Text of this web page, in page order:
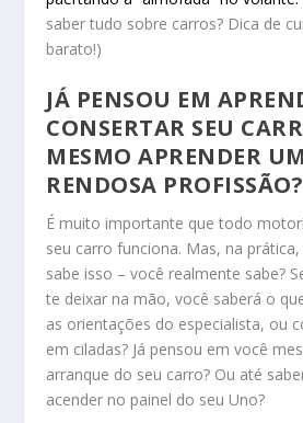
saber tudo sobre carros? Dica de
barato!)
JÁ PENSOU EM
CONSERTAR SEU
MESMO APRENDER
RENDOSA PROFISSÃO?
É muito importante que todo
seu carro funciona. Mas, na
sabe isso – você realmente sabe?
te deixar na mão, você saberá o
as orientações do especialista, ou
em ciladas? Já pensou em você
arranque do seu carro? Ou até
acender no painel do seu Uno?